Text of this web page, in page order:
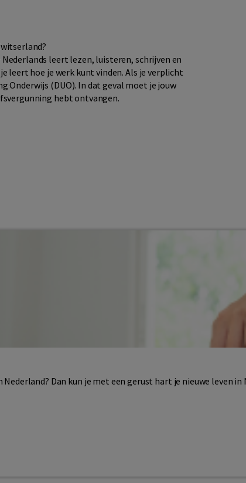
leert lezen, luisteren, schrijven en
leert hoe je werk kunt vinden. Als je verplicht
Onderwijs (DUO). In dat geval moet je jouw
hebt ontvangen.
Dan kun je met een gerust hart je nieuwe leven in